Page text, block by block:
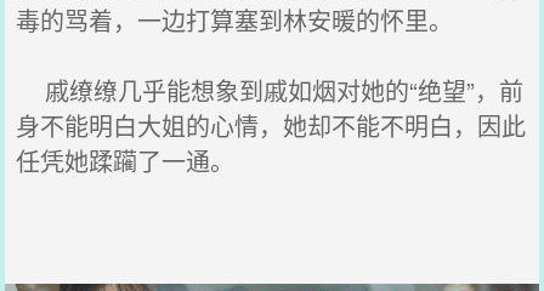
毒的骂着，一边打算塞到林安暖的怀里。
戚缭缭几乎能想象到戚如烟对她的“绝望”，前
身不能明白大姐的心情，她却不能不明白，因此
任凭她蹂躏了一通。